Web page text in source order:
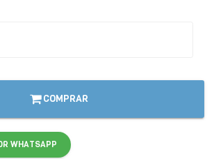
COMPRAR
WHATSAPP